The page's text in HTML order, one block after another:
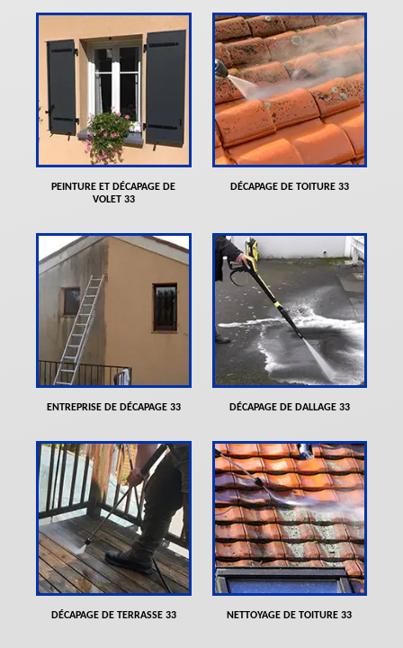
PEINTURE ET DÉCAPAGE DE
VOLET 33
DÉCAPAGE DE TOITURE 33
ENTREPRISE DE DÉCAPAGE 33 DÉCAPAGE DE DALLAGE 33
DÉCAPAGE DE TERRASSE 33 NETTOYAGE DE TOITURE 33